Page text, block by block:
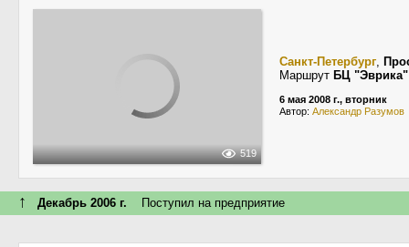
519
Санкт-Петербург,
Маршрут БЦ
6 мая 2008 г., вторник
Автор: Александр Разумов
↑ Декабрь 2006 г. Поступил на предприятие